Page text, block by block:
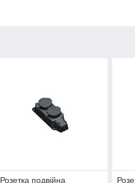
Розетка подвійна